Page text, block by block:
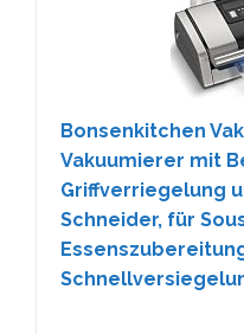
Bonsenkitchen
Vakuumierer mit
Griffverriegelung
Schneider, für